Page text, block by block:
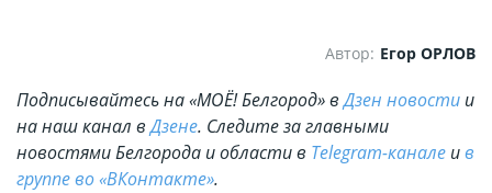
Автор: Егор ОРЛОВ
Подписывайтесь на «МОЁ! Белгород» вДзен новости и
на наш канал вДзене. Cледите за главными
новостями Белгорода и области в Telegram-канале ив
группе во «ВКонтакте».